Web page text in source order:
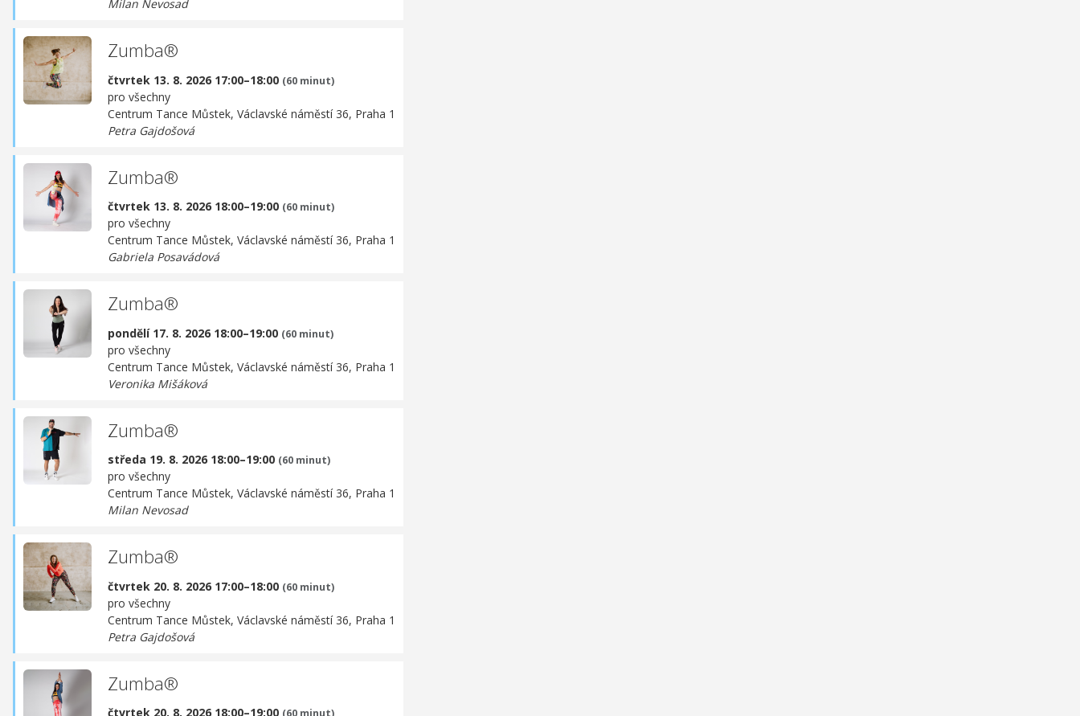
Milan Nevosad
Zumba®
čtvrtek 13. 8. 2026 17:00–18:00 (60 minut)
pro všechny
Centrum Tance Můstek, Václavské náměstí 36, Praha 1
Petra Gajdošová
Zumba®
čtvrtek 13. 8. 2026 18:00–19:00 (60 minut)
pro všechny
Centrum Tance Můstek, Václavské náměstí 36, Praha 1
Gabriela Posavádová
Zumba®
pondělí 17. 8. 2026 18:00–19:00 (60 minut)
pro všechny
Centrum Tance Můstek, Václavské náměstí 36, Praha 1
Veronika Mišáková
Zumba®
středa 19. 8. 2026 18:00–19:00 (60 minut)
pro všechny
Centrum Tance Můstek, Václavské náměstí 36, Praha 1
Milan Nevosad
Zumba®
čtvrtek 20. 8. 2026 17:00–18:00 (60 minut)
pro všechny
Centrum Tance Můstek, Václavské náměstí 36, Praha 1
Petra Gajdošová
Zumba®
čtvrtek 20. 8. 2026 18:00–19:00 (60 minut)